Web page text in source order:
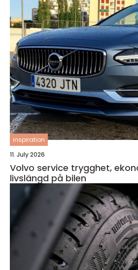
inspiration
11. July 2026
Volvo service trygghet, ekonomi och längre
livslängd på bilen